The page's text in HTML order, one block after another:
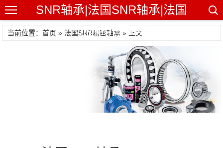
SNR轴承|法国SNR轴承|法国
SNR精密轴承
当前位置：首页 » 法国SNR精密轴承 » 正文